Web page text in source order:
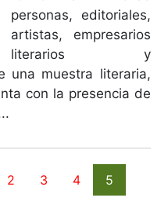
personas, editoriales,
artistas, empresarios
literarios y
una muestra literaria,
con la presencia de
2 3 4
5